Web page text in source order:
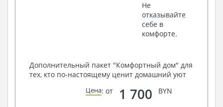
Не
отказывайте
себе в
комфорте.
Дополнительный пакет "Комфортный дом" для
тех, кто по-настоящему ценит домашний уют
Цена: от 1 700 BYN